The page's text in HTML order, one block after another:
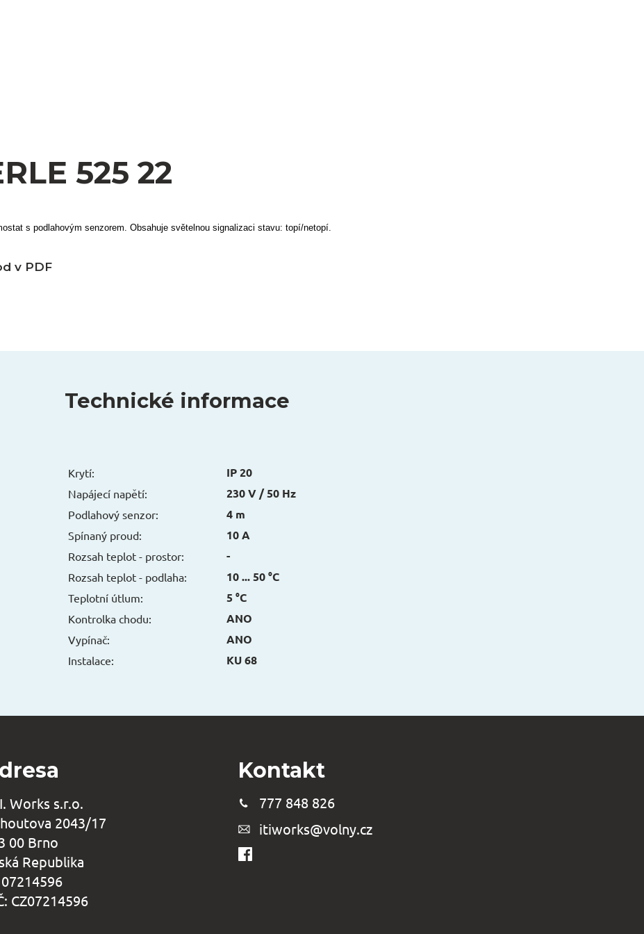
525 22
s podlahovým senzorem. Obsahuje světelnou signalizaci stavu: topí/netopí.
v PDF
Technické informace
Krytí: IP 20
Napájecí napětí: 230 V / 50 Hz
Podlahový senzor: 4 m
Spínaný proud: 10 A
Rozsah teplot - prostor: -
Rozsah teplot - podlaha: 10 ... 50 °C
Teplotní útlum: 5 °C
Kontrolka chodu: ANO
Vypínač: ANO
Instalace: KU 68
Works s.r.o.
2043/17
00 Brno
Republika
07214596
CZ07214596
Kontakt
777 848 826
itiworks@volny.cz